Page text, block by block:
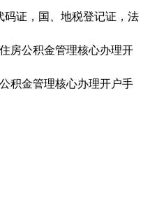
码证，国、地税登记证，法
房公积金管理核心办理开
积金管理核心办理开户手